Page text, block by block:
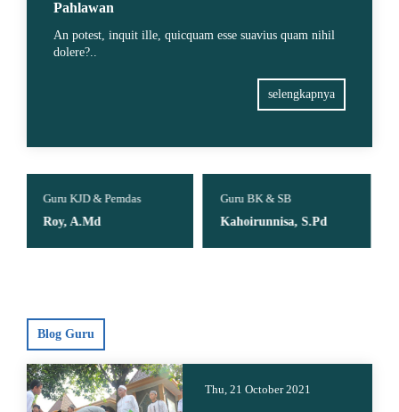
Pahlawan
An potest, inquit ille, quicquam esse suavius quam nihil
dolere?..
selengkapnya
Guru BK & SB
Kahoirunnisa, S.Pd
Guru Matematika
Suryawati, S.Pd
Blog Guru
Thu, 21 October 2021